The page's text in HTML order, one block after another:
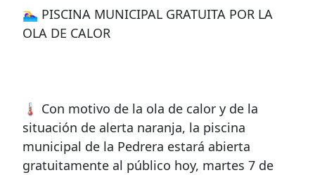
🏊‍♀️ PISCINA MUNICIPAL GRATUITA POR LA
OLA DE CALOR
🌡️ Con motivo de la ola de calor y de la
situación de alerta naranja, la piscina
municipal de la Pedrera estará abierta
gratuitamente al público hoy, martes 7 de